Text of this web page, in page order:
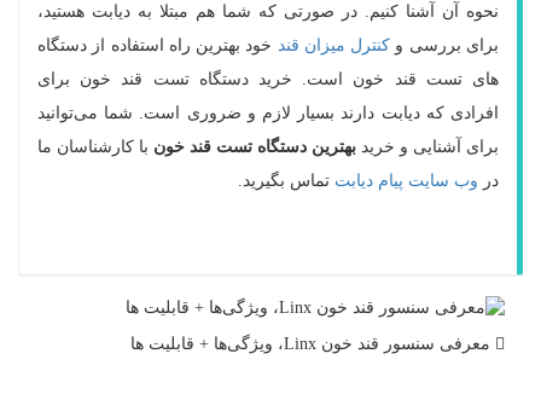
نحوه آن آشنا کنیم. در صورتی که شما هم مبتلا به دیابت هستید،
برای بررسی و کنترل میزان قند خود بهترین راه استفاده از دستگاه
های تست قند خون است. خرید دستگاه تست قند خون برای
افرادی که دیابت دارند بسیار لازم و ضروری است. شما می‌توانید
برای آشنایی و خرید بهترین دستگاه تست قند خون با کارشناسان ما
در وب سایت پیام دیابت تماس بگیرید.
معرفی سنسور قند خون Linx، ویژگی‌ها + قابلیت ها